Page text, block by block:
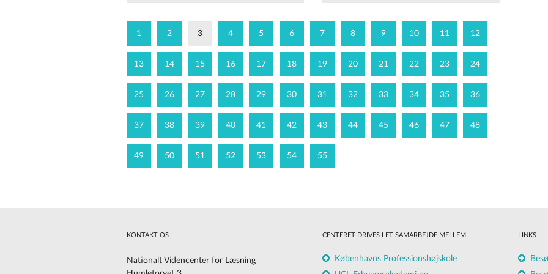
1 2 3 4 5 6 7 8 9 10 11 12
13 14 15 16 17 18 19 20 21 22 23 24
25 26 27 28 29 30 31 32 33 34 35 36
37 38 39 40 41 42 43 44 45 46 47 48
49 50 51 52 53 54 55
KONTAKT OS
Nationalt Videncenter for Læsning
CENTERET DRIVES I ET SAMARBEJDE MELLEM
Københavns Professionshøjskole
LINKS